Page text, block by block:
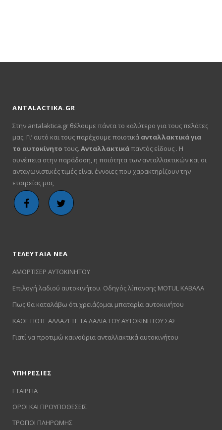
ANTALACTIKA.GR
Στην antalaktica.gr θέλουμε πάντα το καλύτερο για τους πελάτες
μας. Γι’ αυτό και τους παρέχουμε ποιοτικά ανταλλακτικά για
το αυτοκίνητο τους. Ανταλλακτικάπαντός είδους . Η
συνέπεια στην παράδοση, η ποιότητα των ανταλλακτικών και οι
ανταγωνιστικές τιμές είναι έννοιες που χαρακτηρίζουν την
εταιρείας μας
ΤΕΛΕΥΤΑΙΑ ΝΕΑ
ΑΜΟΡΤΙΣΕΡ ΑΥΤΟΚΙΝΗΤΟΥ
Επιλογή λαδιού αυτοκινήτου. Οδηγός λίπανσης MOTUL ΚΑΒΑΛΑ
Πως θα καταλάβω ότι χρειάζομαι μπαταρία αυτοκινήτου
ΚΑΘΕ ΠΟΤΕ ΑΛΛΑΖΕΤΕ ΤΑ ΛΑΔΙΑ ΤΟΥ ΑΥΤΟΚΙΝΗΤΟΥ ΣΑΣ
Γιατί να προτιμώ καινούρια ανταλλακτικά αυτοκινήτου
ΥΠΗΡΕΣΙΕΣ
ΕΤΑΙΡΕΙΑ
ΟΡΟΙ ΚΑΙ ΠΡΟΥΠΟΘΕΣΕΙΣ
ΤΡΟΠΟΙ ΠΛΗΡΩΜΗΣ